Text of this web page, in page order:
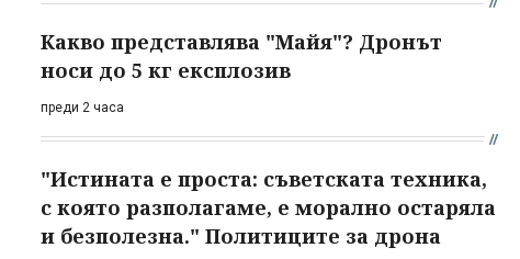
Какво представлява "Майя"? Дронът
носи до 5 кг експлозив
преди 2 часа
"Истината е проста: съветската техника,
с която разполагаме, е морално остаряла
и безполезна." Политиците за дрона